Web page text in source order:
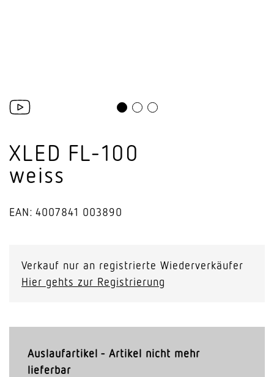
XLED FL-100
weiss
EAN: 4007841 003890
Verkauf nur an registrierte Wiederverkäufer
Hier gehts zur Registrierung
Auslaufartikel - Artikel nicht mehr
lieferbar